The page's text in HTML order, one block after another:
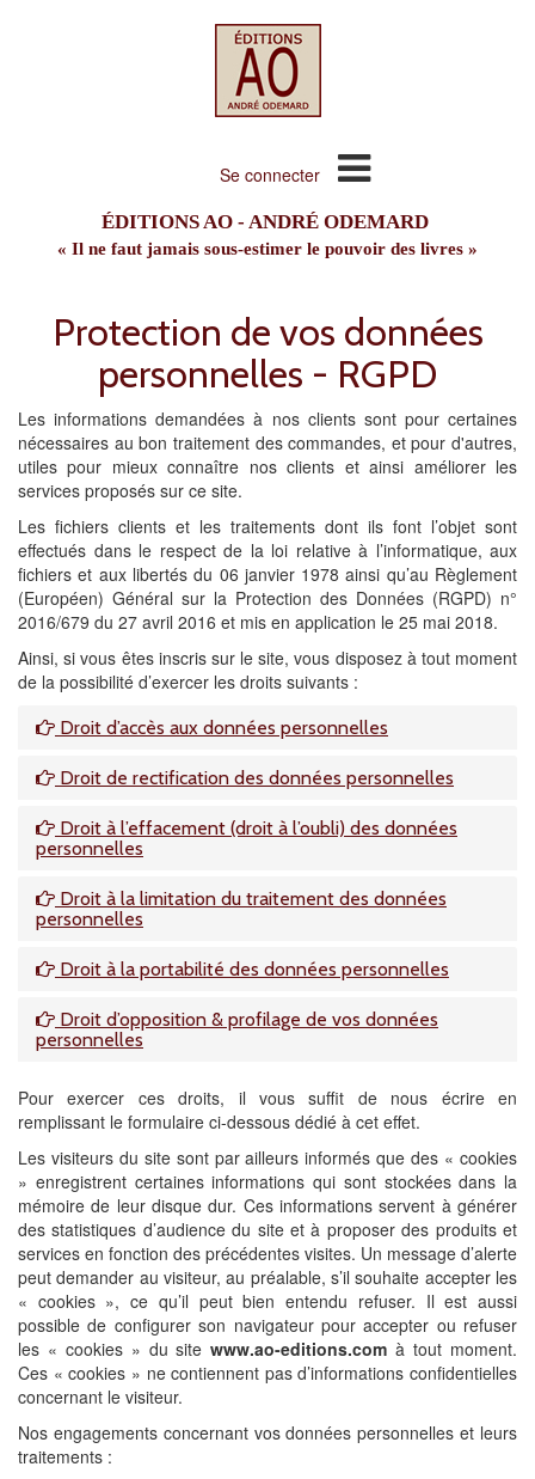
Se connecter
ÉDITIONS AO - ANDRÉ ODEMARD
« Il ne faut jamais sous-estimer le pouvoir des livres »
Protection de vos données
personnelles - RGPD
Les informations demandées à nos clients sont pour certaines
nécessaires au bon traitement des commandes, et pour d'autres,
utiles pour mieux connaître nos clients et ainsi améliorer les
services proposés sur ce site.
Les fichiers clients et les traitements dont ils font l’objet sont
effectués dans le respect de la loi relative à l’informatique, aux
fichiers et aux libertés du 06 janvier 1978 ainsi qu’au Règlement
(Européen) Général sur la Protection des Données (RGPD) n°
2016/679 du 27 avril 2016 et mis en application le 25 mai 2018.
Ainsi, si vous êtes inscris sur le site, vous disposez à tout moment
de la possibilité d’exercer les droits suivants :
Droit d’accès aux données personnelles
Droit de rectification des données personnelles
Droit à l’effacement (droit à l’oubli) des données
personnelles
Droit à la limitation du traitement des données
personnelles
Droit à la portabilité des données personnelles
Droit d’opposition & profilage de vos données
personnelles
Pour exercer ces droits, il vous suffit de nous écrire en
remplissant le formulaire ci-dessous dédié à cet effet.
Les visiteurs du site sont par ailleurs informés que des « cookies
» enregistrent certaines informations qui sont stockées dans la
mémoire de leur disque dur. Ces informations servent à générer
des statistiques d’audience du site et à proposer des produits et
services en fonction des précédentes visites. Un message d’alerte
peut demander au visiteur, au préalable, s’il souhaite accepter les
« cookies », ce qu’il peut bien entendu refuser. Il est aussi
possible de configurer son navigateur pour accepter ou refuser
les « cookies » du sitewww.ao-editions.com à tout moment.
Ces « cookies » ne contiennent pas d’informations confidentielles
concernant le visiteur.
Nos engagements concernant vos données personnelles et leurs
traitements :